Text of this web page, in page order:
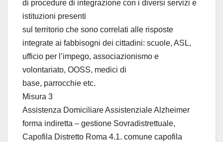
di procedure di integrazione con i diversi servizi e
istituzioni presenti
sul territorio che sono correlati alle risposte
integrate ai fabbisogni dei cittadini: scuole, ASL,
ufficio per l’impego, associazionismo e
volontariato, OOSS, medici di
base, parrocchie etc.
Misura 3
Assistenza Domiciliare Assistenziale Alzheimer
forma indiretta – gestione Sovradistrettuale,
Capofila Distretto Roma 4.1. comune capofila